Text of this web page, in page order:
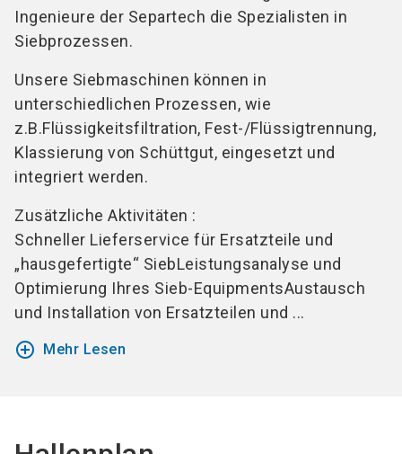
Ingenieure der Separtech die Spezialisten in
Siebprozessen.
Unsere Siebmaschinen können in
unterschiedlichen Prozessen, wie
z.B.Flüssigkeitsfiltration, Fest-/Flüssigtrennung,
Klassierung von Schüttgut, eingesetzt und
integriert werden.
Zusätzliche Aktivitäten :
Schneller Lieferservice für Ersatzteile und
„hausgefertigte“ SiebLeistungsanalyse und
Optimierung Ihres Sieb-EquipmentsAustausch
und Installation von Ersatzteilen und ...
add_circle_outline Mehr Lesen